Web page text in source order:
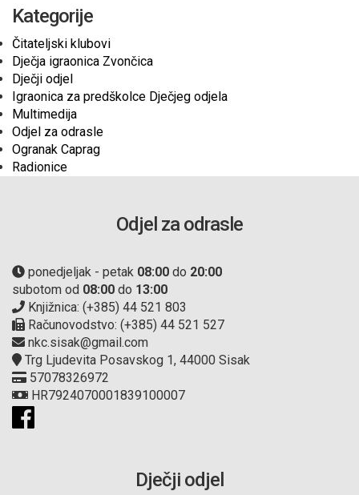
Kategorije
Čitateljski klubovi
Dječja igraonica Zvončica
Dječji odjel
Igraonica za predškolce Dječjeg odjela
Multimedija
Odjel za odrasle
Ogranak Caprag
Radionice
Odjel za odrasle
ponedjeljak - petak 08:00 do 20:00
subotom od 08:00 do 13:00
Knjižnica: (+385) 44 521 803
Računovodstvo: (+385) 44 521 527
nkc.sisak@gmail.com
Trg Ljudevita Posavskog 1, 44000 Sisak
57078326972
HR7924070001839100007
Dječji odjel